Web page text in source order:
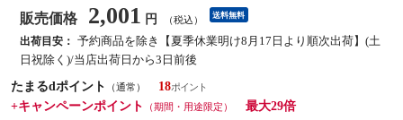
販売価格 2,001 円 （税込） 送料無料
出荷目安： 予約商品を除き【夏季休業明け8月17日より順次出荷】(土
日祝除く)/当店出荷日から3日前後
たまるdポイント
（通常）
18
+キャンペーンポイント
（期間・用途限定）
最大29倍